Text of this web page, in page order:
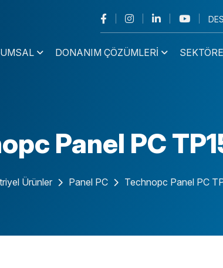
DONANIM ÇÖZÜMLERI
Masaüstü PC
Ultrapad Tablet
Panel PC
Ürünler Panel PC Technopc Panel PC